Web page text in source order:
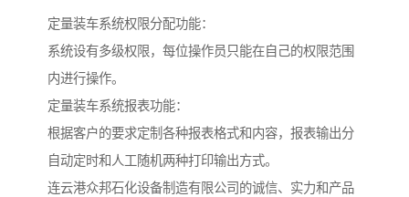
定量装车系统权限分配功能：
系统设有多级权限，每位操作员只能在自己的权限范围
内进行操作。
定量装车系统报表功能：
根据客户的要求定制各种报表格式和内容，报表输出分
自动定时和人工随机两种打印输出方式。
连云港众邦石化设备制造有限公司的诚信、实力和产品